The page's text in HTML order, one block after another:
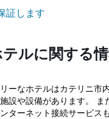
証します
ルに関する
ーなホテルはカテリニ市
設や設備があります。 ま
ターネット接続サービス